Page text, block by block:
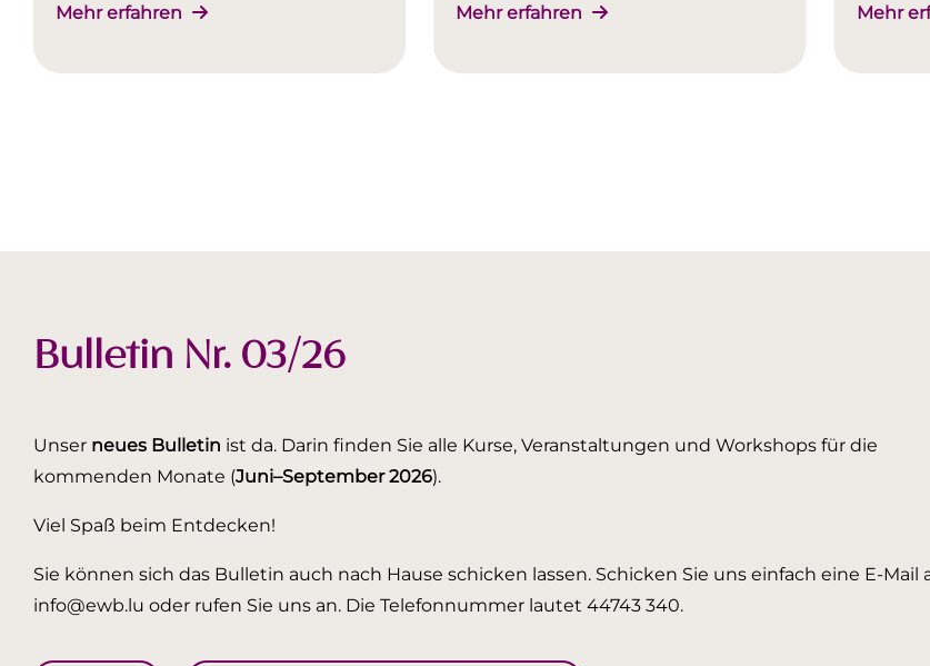
Mehr erfahren Mehr erfahren Mehr
Bulletin Nr. 03/26
Unser neues Bulletin ist da. Darin finden Sie alle Kurse, Veranstaltungen und Workshops für die
kommenden Monate (Juni–September 2026).
Viel Spaß beim Entdecken!
Sie können sich das Bulletin auch nach Hause schicken lassen. Schicken Sie uns einfach eine E-Mail
info@ewb.lu oder rufen Sie uns an. Die Telefonnummer lautet 44743 340.